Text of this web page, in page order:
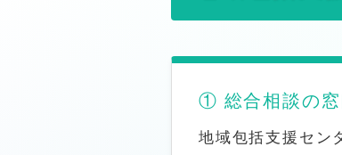
障害福祉サービスと支援制度
医療費を軽減する制度について
① 総合相談の窓
地域包括支援セン